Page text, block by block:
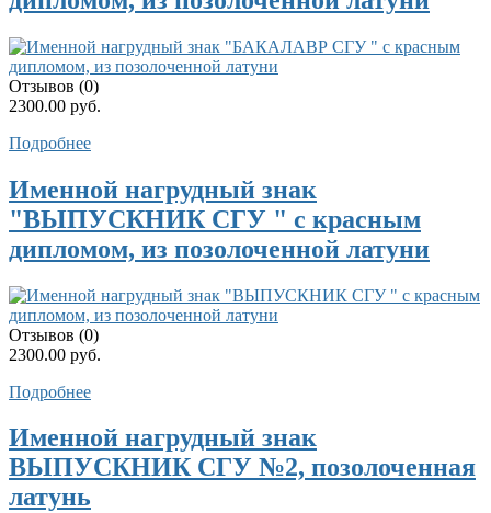
Отзывов (0)
2300.00 руб.
Подробнее
Именной нагрудный знак
"ВЫПУСКНИК СГУ " с красным
дипломом, из позолоченной латуни
Отзывов (0)
2300.00 руб.
Подробнее
Именной нагрудный знак
ВЫПУСКНИК СГУ №2, позолоченная
латунь